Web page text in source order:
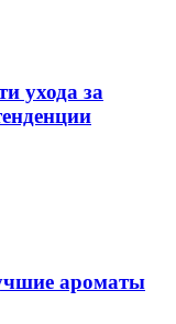
ухода за
ароматы